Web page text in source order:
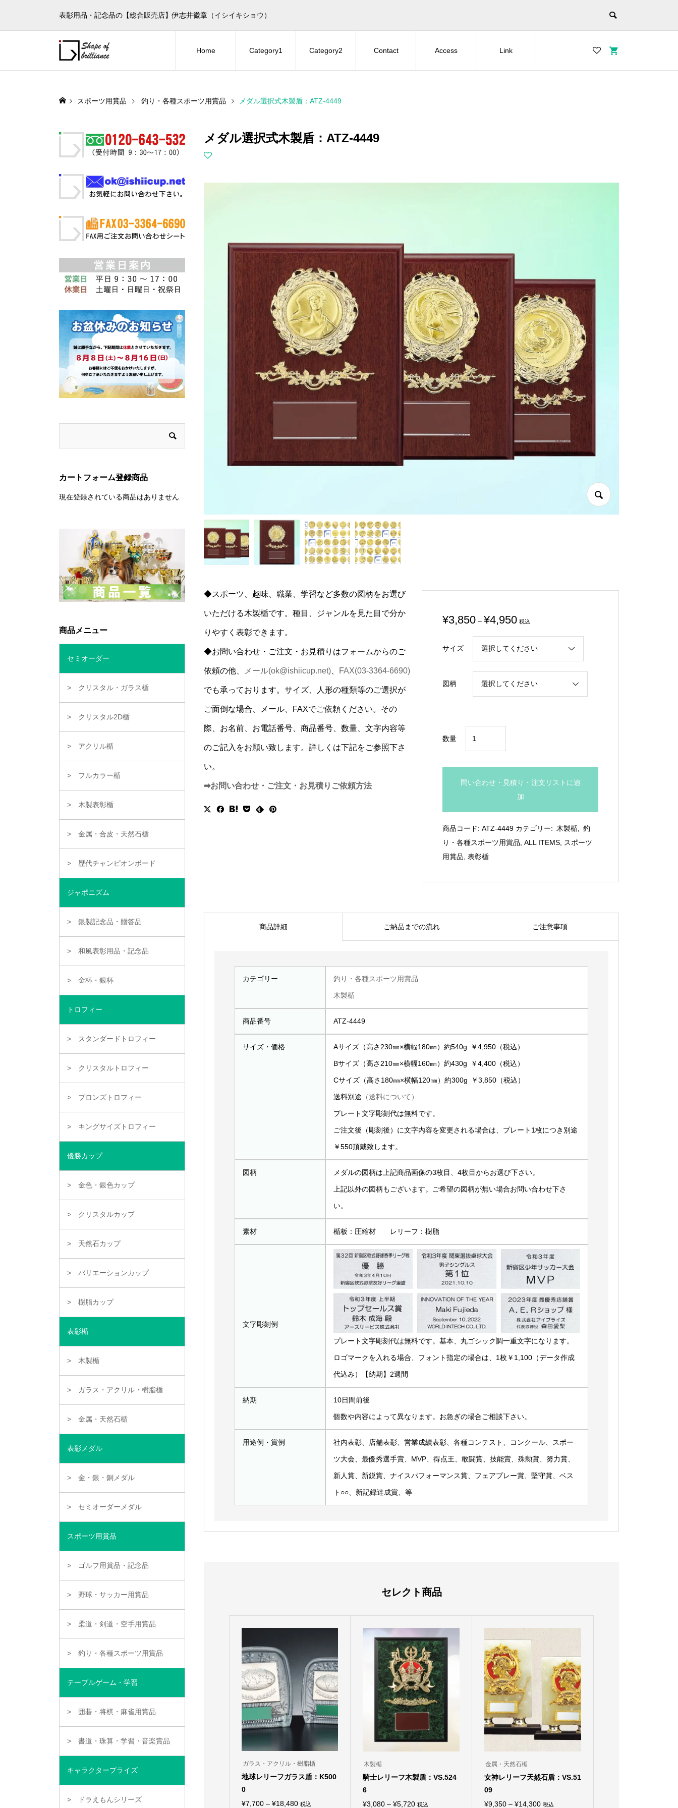
表彰用品・記念品の【総合販売店】伊志井徽章（イシイキショウ）
Home Category1 Category2 Contact Access Link
スポーツ用賞品 釣り・各種スポーツ用賞品 メダル選択式木製盾：ATZ-4449
メダル選択式木製盾：ATZ-4449
◆スポーツ、趣味、職業、学習など多数の図柄をお選び
いただける木製楯です。種目、ジャンルを見た目で分か
りやすく表彰できます。
◆お問い合わせ・ご注文・お見積りはフォームからのご
依頼の他、 メール(ok@ishiicup.net) FAX(03-3364-6690)
でも承っております。サイズ、人形の種類等のご選択が
ご面倒な場合、メール、FAXでご依頼ください。その
際、お名前、お電話番号、商品番号、数量、文字内容等
のご記入をお願い致します。詳しくは下記をご参照下さ
い。
➡お問い合わせ・ご注文・お見積りご依頼方法
¥3,850 – ¥4,950
帯:
–
¥4,950
税込
サイズ
図柄
数量
製
盾：
ATZ-
問い合わせ・見積り・注文リストに追
加
商品コード:ATZ-4449 カテゴリー: 木製楯, 釣
り・各種スポーツ用賞品,ALL ITEMS, スポーツ
用賞品,表彰楯
商品詳細 ご納品までの流れ ご注意事項
カテゴリー 釣り・各種スポーツ用賞品
木製楯
商品番号 ATZ-4449
サイズ・価格 Aサイズ（高さ230㎜×横幅180㎜）約540g ￥4,950（税込）
Bサイズ（高さ210㎜×横幅160㎜）約430g ￥4,400（税込）
Cサイズ（高さ180㎜×横幅120㎜）約300g ￥3,850（税込）
送料別途 （送料について）
プレート文字彫刻代は無料です。
ご注文後（彫刻後）に文字内容を変更される場合は、プレート1枚につき別途
￥550頂戴致します。
図柄 メダルの図柄は上記商品画像の3枚目、4枚目からお選び下さい。
上記以外の図柄もございます。ご希望の図柄が無い場合お問い合わせ下さ
い。
素材 楯板：圧縮材 レリーフ：樹脂
文字彫刻例
プレート文字彫刻代は無料です。基本、丸ゴシック調一重文字になります。
ロゴマークを入れる場合、フォント指定の場合は、1枚￥1,100（データ作成
代込み）【納期】2週間
納期 10日間前後
個数や内容によって異なります。お急ぎの場合ご相談下さい。
用途例・賞例 社内表彰、店舗表彰、営業成績表彰、各種コンテスト、コンクール、スポー
ツ大会、最優秀選手賞、MVP、得点王、敢闘賞、技能賞、殊勲賞、努力賞、
新人賞、新鋭賞、ナイスパフォーマンス賞、フェアプレー賞、堅守賞、ベス
ト○○、新記録達成賞、等
セレクト商品
ガラス・アクリル・樹脂楯
地球レリーフガラス盾：K500
0
¥7,700 – ¥18,480価税込
木製楯
騎士レリーフ木製盾：VS.524
6
¥3,080 – ¥5,720価税込
金属・天然石楯
女神レリーフ天然石盾：VS.51
09
¥9,350 – ¥14,300価税込
カートフォーム登録商品
現在登録されている商品はありません
商品メニュー
セミオーダー
クリスタル・ガラス楯
クリスタル2D楯
アクリル楯
フルカラー楯
木製表彰楯
金属・合皮・天然石楯
歴代チャンピオンボード
ジャポニズム
銀製記念品・贈答品
和風表彰用品・記念品
金杯・銀杯
トロフィー
スタンダードトロフィー
クリスタルトロフィー
ブロンズトロフィー
キングサイズトロフィー
優勝カップ
金色・銀色カップ
クリスタルカップ
天然石カップ
バリエーションカップ
樹脂カップ
表彰楯
木製楯
ガラス・アクリル・樹脂楯
金属・天然石楯
表彰メダル
金・銀・銅メダル
セミオーダーメダル
スポーツ用賞品
ゴルフ用賞品・記念品
野球・サッカー用賞品
柔道・剣道・空手用賞品
釣り・各種スポーツ用賞品
テーブルゲーム・学習
囲碁・将棋・麻雀用賞品
書道・珠算・学習・音楽賞品
キャラクタープライズ
ドラえもんシリーズ